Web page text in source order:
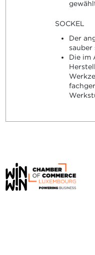
SOCKEL
Der
sauber
Die im